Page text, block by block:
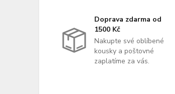
Doprava zdarma od
1500 Kč
Nakupte své oblíbené
kousky a poštovné
zaplatíme za vás.